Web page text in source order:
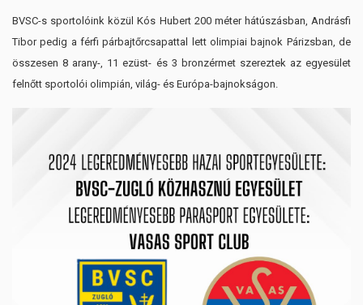
BVSC-s sportolóink közül Kós Hubert 200 méter hátúszásban, Andrásfi
Tibor pedig a férfi párbajtőrcsapattal lett olimpiai bajnok Párizsban, de
összesen 8 arany-, 11 ezüst- és 3 bronzérmet szereztek az egyesület
felnőtt sportolói olimpián, világ- és Európa-bajnokságon.